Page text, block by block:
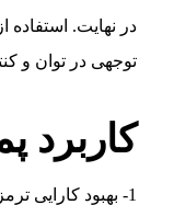
در نهایت. استفاده
توجهی در توان و
کاربرد
1- بهبود کارایی